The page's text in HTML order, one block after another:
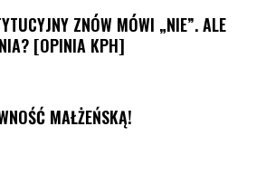
ZNÓW MÓWI „NIE”. ALE
[OPINIA KPH]
MAŁŻEŃSKĄ!